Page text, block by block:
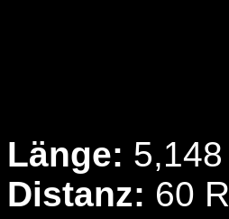
Länge:
Distanz: 60